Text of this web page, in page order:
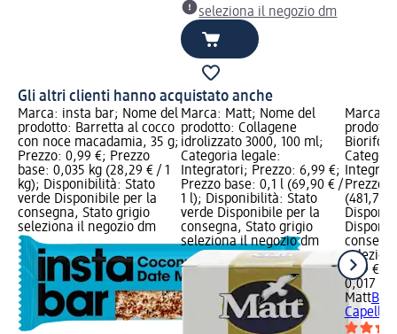
seleziona il negozio dm
Gli altri clienti hanno acquistato anche
Marca: insta bar; Nome del
prodotto: Barretta al cocco
con noce macadamia, 35 g;
Prezzo: 0,99 €; Prezzo
base: 0,035 kg (28,29 € / 1
kg); Disponibilità: Stato
verde Disponibile per la
consegna, Stato grigio
seleziona il negozio dm
Marca: Matt; Nome del
prodotto: Collagene
idrolizzato 3000, 100 ml;
Categoria legale:
Integratori; Prezzo: 6,99 €;
Prezzo base: 0,1 l (69,90 € /
1 l); Disponibilità: Stato
verde Disponibile per la
consegna, Stato grigio
seleziona il negozio dm
Marca:
Prezzo
(481,76
8,19 €
0,017 kg
Matt
Capelli,